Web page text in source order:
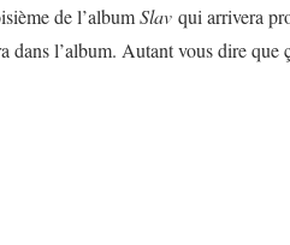
de l’albumSlav qui arrivera
dans l’album. Autant vous dire que